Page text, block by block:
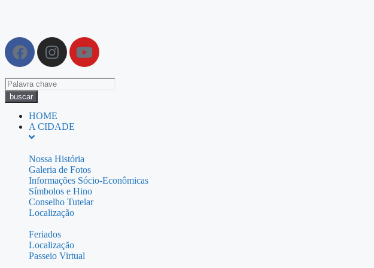
buscar
HOME
A CIDADE
Nossa História
Galeria de Fotos
Informações Sócio-Econômicas
Símbolos e Hino
Conselho Tutelar
Localização
Feriados
Localização
Passeio Virtual